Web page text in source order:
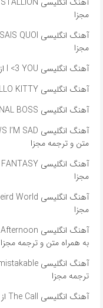
مجزا
مجزا
آهنگ انگلیسی I <3 YOU از MARINA به همراه متن و ترجمه مجزا
آهنگ انگلیسی HELLO KITTY از MARINA به همراه متن و ترجمه مجزا
آهنگ انگلیسی FINAL BOSS از MARINA به همراه متن و ترجمه مجزا
متن و ترجمه مجزا
مجزا
مجزا
به همراه متن و ترجمه مجزا
ترجمه مجزا
آهنگ انگلیسی The Call از Backstreet Boys به همراه متن و ترجمه مجزا